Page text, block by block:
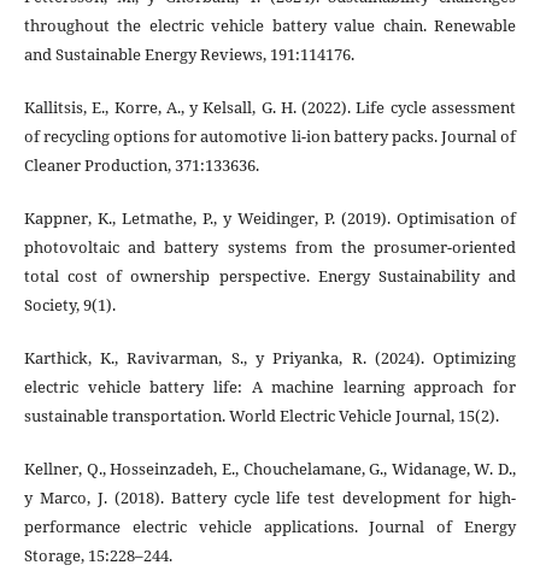
throughout the electric vehicle battery value chain. Renewable
and Sustainable Energy Reviews, 191:114176.
Kallitsis, E., Korre, A., y Kelsall, G. H. (2022). Life cycle assessment
of recycling options for automotive li-ion battery packs. Journal of
Cleaner Production, 371:133636.
Kappner, K., Letmathe, P., y Weidinger, P. (2019). Optimisation of
photovoltaic and battery systems from the prosumer-oriented
total cost of ownership perspective. Energy Sustainability and
Society, 9(1).
Karthick, K., Ravivarman, S., y Priyanka, R. (2024). Optimizing
electric vehicle battery life: A machine learning approach for
sustainable transportation. World Electric Vehicle Journal, 15(2).
Kellner, Q., Hosseinzadeh, E., Chouchelamane, G., Widanage, W. D.,
y Marco, J. (2018). Battery cycle life test development for high-
performance electric vehicle applications. Journal of Energy
Storage, 15:228–244.